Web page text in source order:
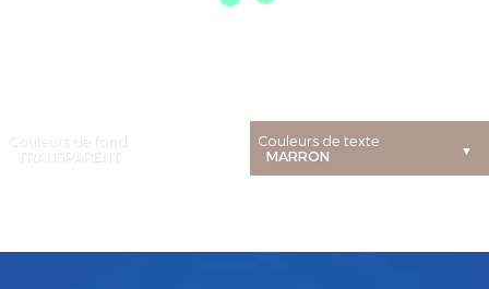
Couleurs de fond Couleurs de texte